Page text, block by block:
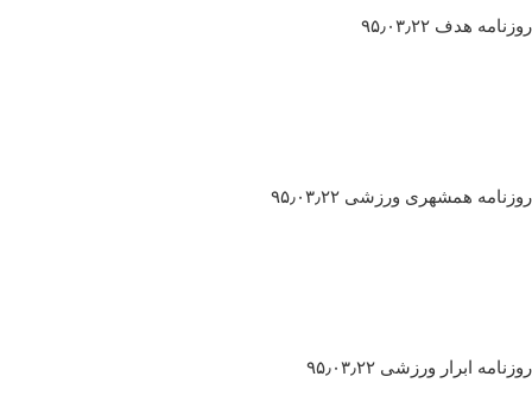
روزنامه هدف ۹۵٫۰۳٫۲۲
روزنامه همشهری ورزشی ۹۵٫۰۳٫۲۲
روزنامه ابرار ورزشی ۹۵٫۰۳٫۲۲